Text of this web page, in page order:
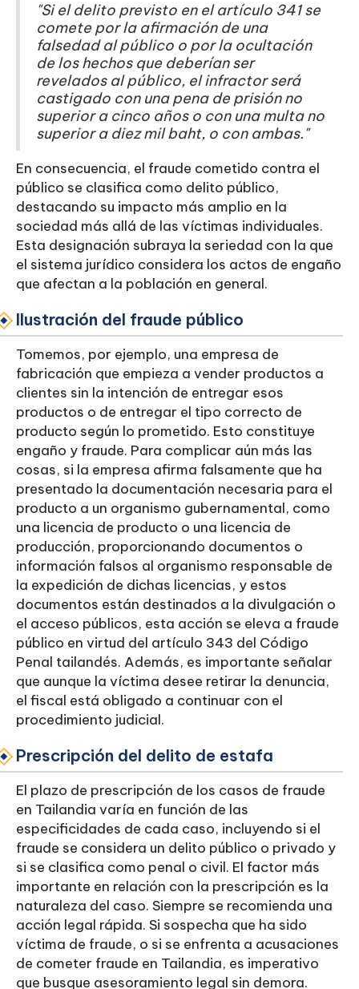
"Si el delito previsto en el artículo 341 se
comete por la afirmación de una
falsedad al público o por la ocultación
de los hechos que deberían ser
revelados al público, el infractor será
castigado con una pena de prisión no
superior a cinco años o con una multa no
superior a diez mil baht, o con ambas."
En consecuencia, el fraude cometido contra el
público se clasifica como delito público,
destacando su impacto más amplio en la
sociedad más allá de las víctimas individuales.
Esta designación subraya la seriedad con la que
el sistema jurídico considera los actos de engaño
que afectan a la población en general.
Ilustración del fraude público
Tomemos, por ejemplo, una empresa de
fabricación que empieza a vender productos a
clientes sin la intención de entregar esos
productos o de entregar el tipo correcto de
producto según lo prometido. Esto constituye
engaño y fraude. Para complicar aún más las
cosas, si la empresa afirma falsamente que ha
presentado la documentación necesaria para el
producto a un organismo gubernamental, como
una licencia de producto o una licencia de
producción, proporcionando documentos o
información falsos al organismo responsable de
la expedición de dichas licencias, y estos
documentos están destinados a la divulgación o
el acceso públicos, esta acción se eleva a fraude
público en virtud del artículo 343 del Código
Penal tailandés. Además, es importante señalar
que aunque la víctima desee retirar la denuncia,
el fiscal está obligado a continuar con el
procedimiento judicial.
Prescripción del delito de estafa
El plazo de prescripción de los casos de fraude
en Tailandia varía en función de las
especificidades de cada caso, incluyendo si el
fraude se considera un delito público o privado y
si se clasifica como penal o civil. El factor más
importante en relación con la prescripción es la
naturaleza del caso. Siempre se recomienda una
acción legal rápida. Si sospecha que ha sido
víctima de fraude, o si se enfrenta a acusaciones
de cometer fraude en Tailandia, es imperativo
que busque asesoramiento legal sin demora.